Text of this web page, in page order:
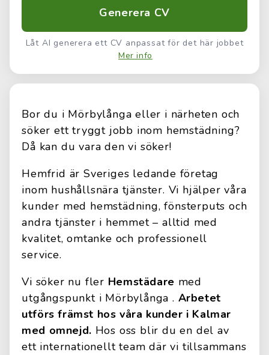
Generera CV
Låt AI generera ett CV anpassat för det här jobbet
Mer info
Bor du i Mörbylånga eller i närheten och
söker ett tryggt jobb inom hemstädning?
Då kan du vara den vi söker!
Hemfrid är Sveriges ledande företag
inom hushållsnära tjänster. Vi hjälper våra
kunder med hemstädning, fönsterputs och
andra tjänster i hemmet – alltid med
kvalitet, omtanke och professionell
service.
Vi söker nu fler Hemstädare med
utgångspunkt i Mörbylånga . Arbetet
utförs främst hos våra kunder i Kalmar
med omnejd. Hos oss blir du en del av
ett internationellt team där vi tillsammans